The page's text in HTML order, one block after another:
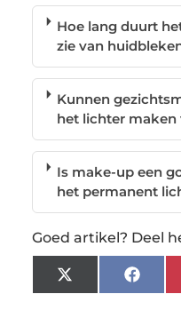
Hoe lang duurt
zie van
Kunnen
het lichter maken
Is make-up een
het permanent
Goed artikel? Deel
X
(Twitter)